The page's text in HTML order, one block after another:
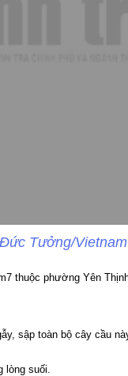
Tưởng/
thuộc phường Yên
sập toàn bộ cây cầu
suối.